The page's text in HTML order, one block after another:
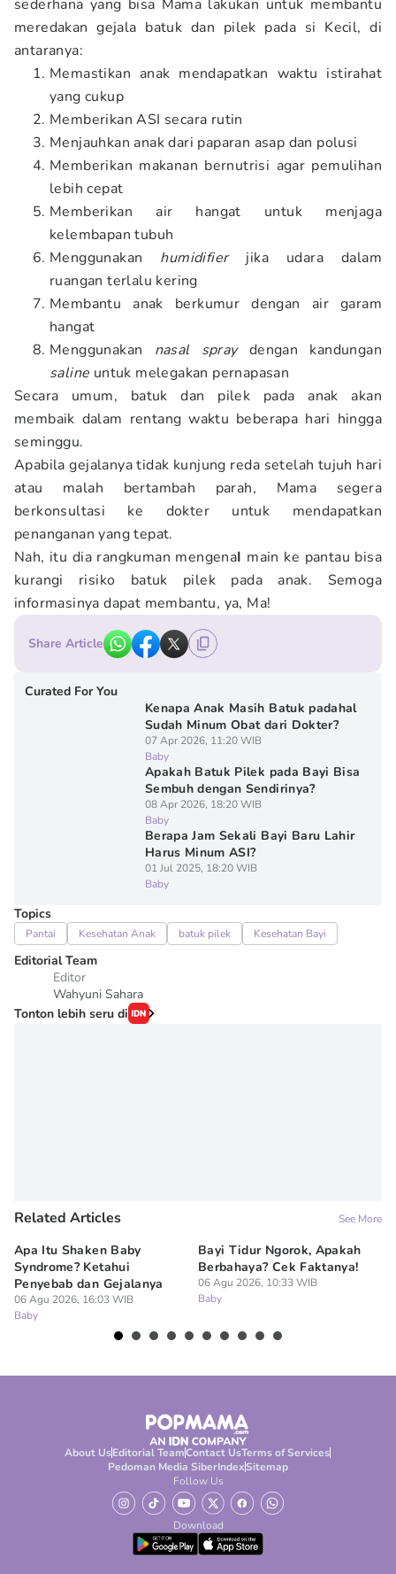
sederhana yang bisa Mama lakukan untuk membantu
meredakan gejala batuk dan pilek pada si Kecil, di
antaranya:
Memastikan anak mendapatkan waktu istirahat
yang cukup
Memberikan ASI secara rutin
Menjauhkan anak dari paparan asap dan polusi
Memberikan makanan bernutrisi agar pemulihan
lebih cepat
Memberikan air hangat untuk menjaga
kelembapan tubuh
Menggunakan humidifierjika udara dalam
ruangan terlalu kering
Membantu anak berkumur dengan air garam
hangat
Menggunakan nasal spraydengan kandungan
saline untuk melegakan pernapasan
Secara umum, batuk dan pilek pada anak akan
membaik dalam rentang waktu beberapa hari hingga
seminggu.
Apabila gejalanya tidak kunjung reda setelah tujuh hari
atau malah bertambah parah, Mama segera
berkonsultasi ke dokter untuk mendapatkan
penanganan yang tepat.
Nah, itu dia rangkuman mengenaI main ke pantau bisa
kurangi risiko batuk pilek pada anak. Semoga
informasinya dapat membantu, ya, Ma!
Share Article
Curated For You
Kenapa Anak Masih Batuk padahal
Sudah Minum Obat dari Dokter?
07 Apr 2026, 11:20 WIB
Baby
Apakah Batuk Pilek pada Bayi Bisa
Sembuh dengan Sendirinya?
08 Apr 2026, 18:20 WIB
Baby
Berapa Jam Sekali Bayi Baru Lahir
Harus Minum ASI?
01 Jul 2025, 18:20 WIB
Baby
Topics
Pantai Kesehatan Anak batuk pilek Kesehatan Bayi
Editorial Team
Editor
Wahyuni Sahara
Tonton lebih seru di
Related Articles See More
Apa Itu Shaken Baby
Syndrome? Ketahui
Penyebab dan Gejalanya
06 Agu 2026, 16:03 WIB
Baby
Bayi Tidur Ngorok, Apakah
Berbahaya? Cek Faktanya!
06 Agu 2026, 10:33 WIB
Baby
About UsEditorial TeamContact UsTerms of Services
Pedoman Media SiberIndexSitemap
Follow Us
Download